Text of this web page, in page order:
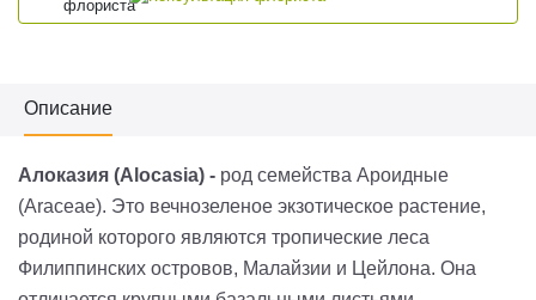
Описание
Алоказия (Alocasia) - род семейства Ароидные
(Araceae). Это вечнозеленое экзотическое растение,
родиной которого являются тропические леса
Филиппинских островов, Малайзии и Цейлона. Она